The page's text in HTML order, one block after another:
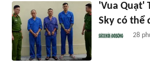
'Vua Quạt'
Sky có thể
28